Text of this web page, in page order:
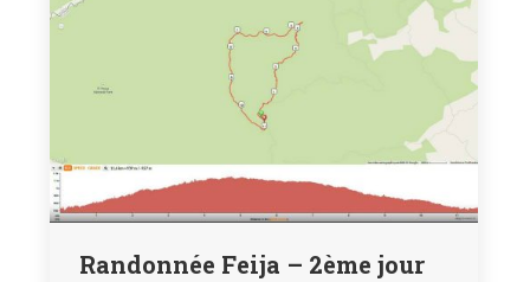
Randonnée Feija – 2ème jour